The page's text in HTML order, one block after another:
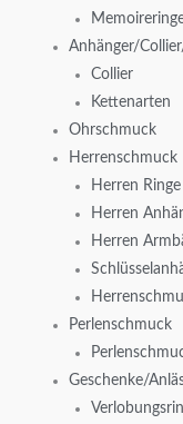
Anhänger/
Collier
Kettenarten
Ohrschmuck
Herrenschmuck
Herren Ringe
Herren
Herren
Perlenschmuck
Geschenke/